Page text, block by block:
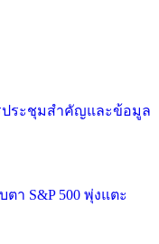
ประชุมสำคัญและข้อมูล
า S&P 500 พุ่งแตะ